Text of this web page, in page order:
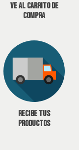
Ve al carrito de
compra
Recibe tus
productos